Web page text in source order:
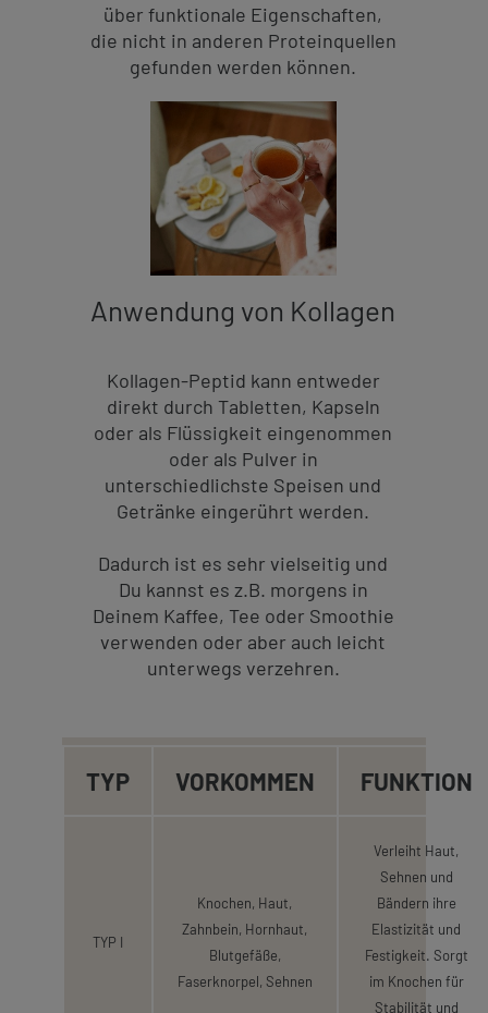
über funktionale Eigenschaften,
die nicht in anderen Proteinquellen
gefunden werden können.
Anwendung von Kollagen
Kollagen-Peptid kann entweder
direkt durch Tabletten, Kapseln
oder als Flüssigkeit eingenommen
oder als Pulver in
unterschiedlichste Speisen und
Getränke eingerührt werden.
Dadurch ist es sehr vielseitig und
Du kannst es z.B. morgens in
Deinem Kaffee, Tee oder Smoothie
verwenden oder aber auch leicht
unterwegs verzehren.
TYP VORKOMMEN FUNKTION
TYP I
Knochen, Haut,
Zahnbein, Hornhaut,
Blutgefäße,
Faserknorpel, Sehnen
Verleiht Haut,
Sehnen und
Bändern ihre
Elastizität und
Festigkeit. Sorgt
im Knochen für
Stabilität und